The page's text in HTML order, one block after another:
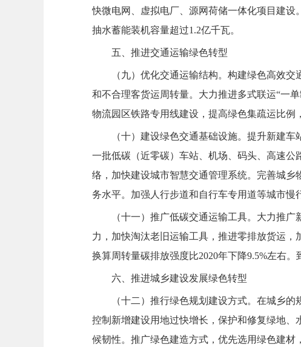
快微电网、虚拟电厂、源网荷储一体化项目建设
抽水蓄能装机容量超过1.2亿千瓦。
五、推进交通运输绿色转型
（九）优化交通运输结构。构建绿色高效
和不合理客货运周转量。大力推进多式联运“一
物流园区铁路专用线建设，提高绿色集疏运比例
（十）建设绿色交通基础设施。提升新建
一批低碳（近零碳）车站、机场、码头、高速
络，加快建设城市智慧交通管理系统。完善城
务水平。加强人行步道和自行车专用道等城市慢
（十一）推广低碳交通运输工具。大力推
力，加快淘汰老旧运输工具，推进零排放货运
换算周转量碳排放强度比2020年下降9.5%左右
六、推进城乡建设发展绿色转型
（十二）推行绿色规划建设方式。在城乡
控制新增建设用地过快增长，保护和修复绿地
候韧性。推广绿色建造方式，优先选用绿色建材